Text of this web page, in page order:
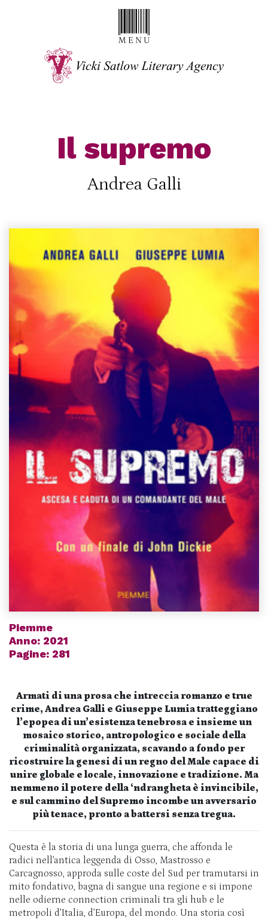
Il supremo
Andrea Galli
Piemme
Anno: 2021
Pagine: 281
Armati di una prosa che intreccia romanzo e true
crime, Andrea Galli e Giuseppe Lumia tratteggiano
l’epopea di un’esistenza tenebrosa e insieme un
mosaico storico, antropologico e sociale della
criminalità organizzata, scavando a fondo per
ricostruire la genesi di un regno del Male capace di
unire globale e locale, innovazione e tradizione. Ma
nemmeno il potere della ‘ndrangheta è invincibile,
e sul cammino del Supremo incombe un avversario
più tenace, pronto a battersi senza tregua.
Questa è la storia di una lunga guerra, che affonda le
radici nell’antica leggenda di Osso, Mastrosso e
Carcagnosso, approda sulle coste del Sud per tramutarsi in
mito fondativo, bagna di sangue una regione e si impone
nelle odierne connection criminali tra gli hub e le
metropoli d’Italia, d’Europa, del mondo. Una storia così